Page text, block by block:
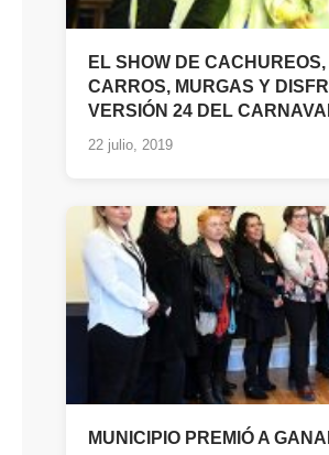
EL SHOW DE
CARROS, MURGAS Y
VERSIÓN 24 DEL
22 julio, 2019
MUNICIPIO PREMIÓ A